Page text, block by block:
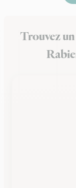
Trouvez